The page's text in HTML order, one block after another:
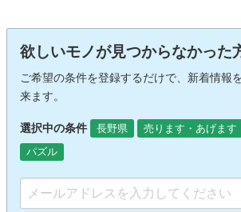
欲しいモノが見つからなかった
ご希望の条件を登録するだけで、新着情報
来ます。
選択中の条件 長野県 売ります・あげます
パズル